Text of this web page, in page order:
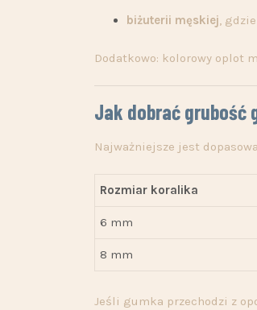
biżuterii męskiej,
Dodatkowo: kolorowy oplot
Jak dobrać grubość
Najważniejsze jest
Rozmiar koralika
6 mm
8 mm
Jeśli gumka przechodzi z